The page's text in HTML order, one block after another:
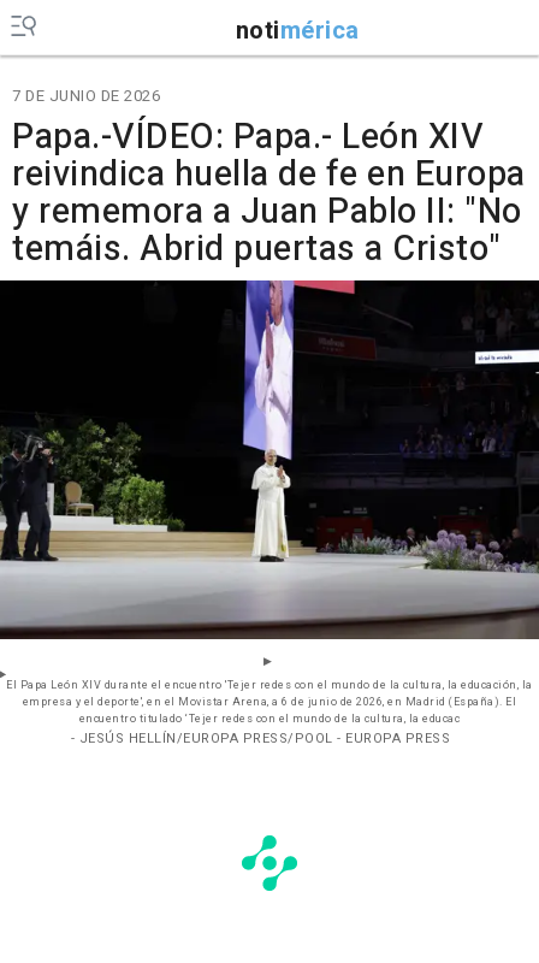
notimérica
7 DE JUNIO DE 2026
Papa.-VÍDEO: Papa.- León XIV
reivindica huella de fe en Europa
y rememora a Juan Pablo II: "No
temáis. Abrid puertas a Cristo"
El Papa León XIV durante el encuentro 'Tejer redes con el mundo de la cultura, la educación, la
empresa y el deporte', en el Movistar Arena, a 6 de junio de 2026, en Madrid (España). El
encuentro titulado ‘Tejer redes con el mundo de la cultura, la educac
- JESÚS HELLÍN/EUROPA PRESS/POOL - EUROPA PRESS